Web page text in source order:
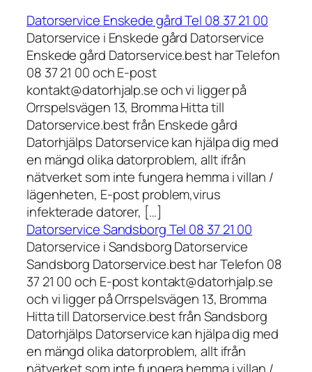
Datorservice Enskede gård Tel 08 37 21 00
Datorservice i Enskede gård Datorservice
Enskede gård Datorservice.best har Telefon
08 37 21 00 och E-post
kontakt@datorhjalp.se och vi ligger på
Orrspelsvägen 13, Bromma Hitta till
Datorservice.best från Enskede gård
Datorhjälps Datorservice kan hjälpa dig med
en mängd olika datorproblem, allt ifrån
nätverket som inte fungera hemma i villan /
lägenheten, E-post problem,virus
infekterade datorer, […]
Datorservice Sandsborg Tel 08 37 21 00
Datorservice i Sandsborg Datorservice
Sandsborg Datorservice.best har Telefon 08
37 21 00 och E-post kontakt@datorhjalp.se
och vi ligger på Orrspelsvägen 13, Bromma
Hitta till Datorservice.best från Sandsborg
Datorhjälps Datorservice kan hjälpa dig med
en mängd olika datorproblem, allt ifrån